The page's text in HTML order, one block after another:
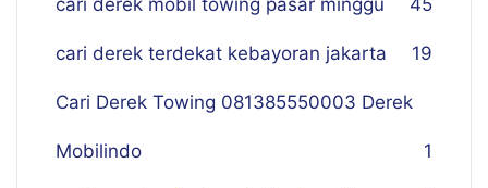
cari derek mobil towing pasar minggu 45
cari derek terdekat kebayoran jakarta 19
Cari Derek Towing 081385550003 Derek
Mobilindo 1